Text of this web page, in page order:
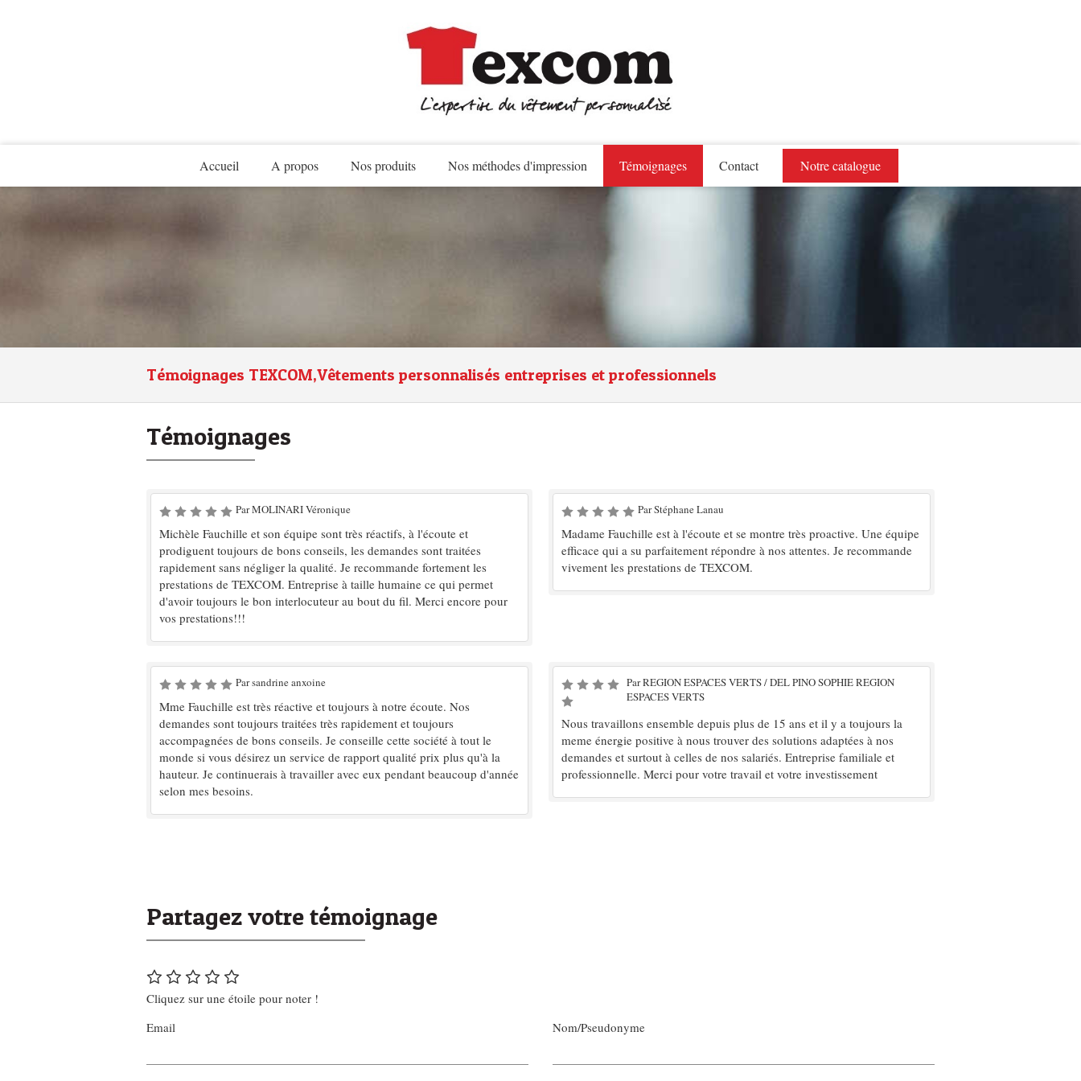
Accueil A propos Nos produits Nos méthodes d'impression Témoignages Contact Notre catalogue
Témoignages TEXCOM,Vêtements personnalisés entreprises et professionnels
Témoignages
Par MOLINARI Véronique
Michèle Fauchille et son équipe sont très réactifs, à l'écoute et
prodiguent toujours de bons conseils, les demandes sont traitées
rapidement sans négliger la qualité. Je recommande fortement les
prestations de TEXCOM. Entreprise à taille humaine ce qui permet
d'avoir toujours le bon interlocuteur au bout du fil. Merci encore pour
vos prestations!!!
Par Stéphane Lanau
Madame Fauchille est à l'écoute et se montre très proactive. Une équipe
efficace qui a su parfaitement répondre à nos attentes. Je recommande
vivement les prestations de TEXCOM.
Par sandrine anxoine
Mme Fauchille est très réactive et toujours à notre écoute. Nos
demandes sont toujours traitées très rapidement et toujours
accompagnées de bons conseils. Je conseille cette société à tout le
monde si vous désirez un service de rapport qualité prix plus qu'à la
hauteur. Je continuerais à travailler avec eux pendant beaucoup d'année
selon mes besoins.
Par REGION ESPACES VERTS / DEL PINO SOPHIE REGION
ESPACES VERTS
Nous travaillons ensemble depuis plus de 15 ans et il y a toujours la
meme énergie positive à nous trouver des solutions adaptées à nos
demandes et surtout à celles de nos salariés. Entreprise familiale et
professionnelle. Merci pour votre travail et votre investissement
Partagez votre témoignage
Cliquez sur une étoile pour noter !
Email
Nom/Pseudonyme